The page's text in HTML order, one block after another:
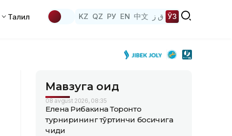
Таҳлил KZ QZ РУ EN 中文 ق ز ЎЗ
Мавзуга оид
08 avgust 2026, 08:35
Елена Рибакина Торонто
турнирининг тўртинчи босқичига
чиқди